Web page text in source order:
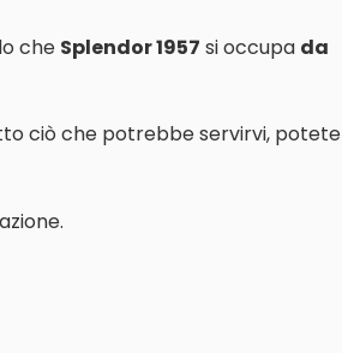
che Splendor 1957 si occupa da
ciò che potrebbe servirvi, potete